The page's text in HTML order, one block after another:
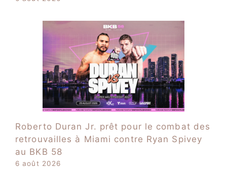
Roberto Duran Jr. prêt pour le combat des
retrouvailles à Miami contre Ryan Spivey
au BKB 58
6 août 2026